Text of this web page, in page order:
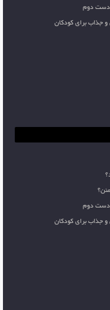
دست دوم
و جذاب برای کودکان
دست دوم
و جذاب برای کودکان